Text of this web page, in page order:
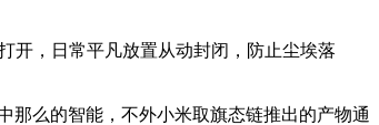
，日常平凡放置从动封闭，防止尘埃落
么的智能，不外小米取旗态链推出的产物通